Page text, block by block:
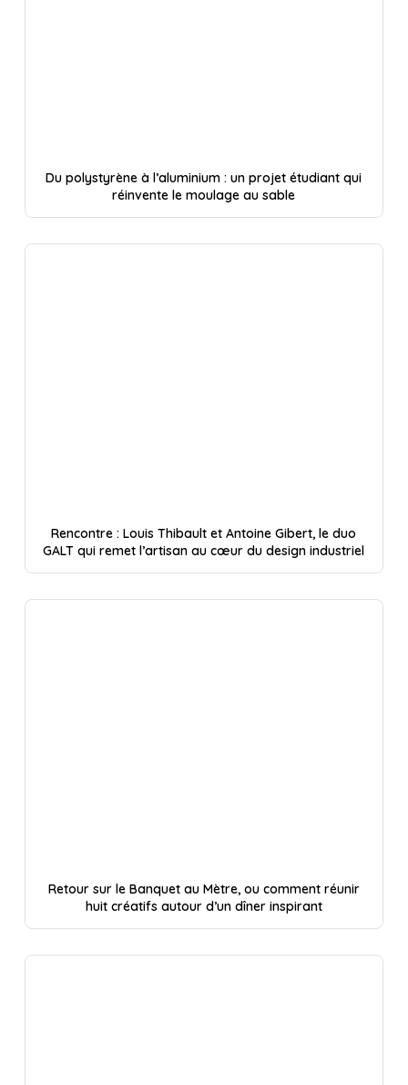
Du polystyrène à l’aluminium : un projet étudiant qui
réinvente le moulage au sable
Rencontre : Louis Thibault et Antoine Gibert, le duo
GALT qui remet l’artisan au cœur du design industriel
Retour sur le Banquet au Mètre, ou comment réunir
huit créatifs autour d’un dîner inspirant